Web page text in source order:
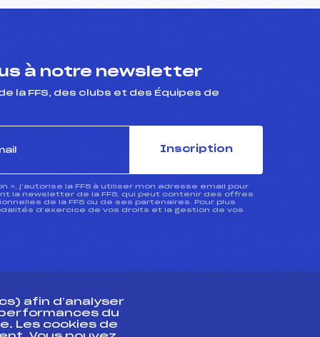
à notre newsletter
la FFS, des clubs et des Équipes de
Inscription
», j’autorise la FFS à utiliser mon adresse email pour
la newsletter de la FFS, qui peut contenir des offres
de la FFS ou de ses partenaires. Pour plus
d’exercice de vos droits et la gestion de vos
afin d’analyser
du
Les cookies de